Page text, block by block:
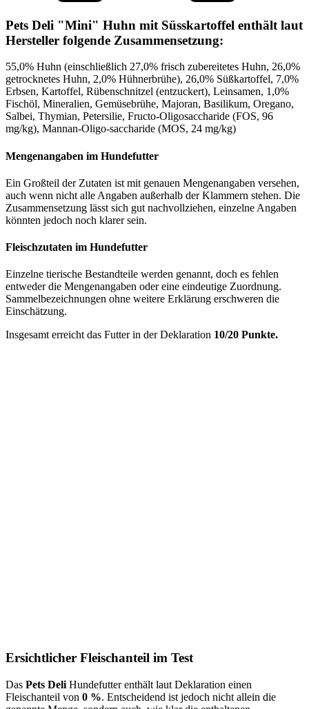
Pets Deli "Mini" Huhn mit Süsskartoffel enthält laut
Hersteller folgende Zusammensetzung:
55,0% Huhn (einschließlich 27,0% frisch zubereitetes Huhn, 26,0%
getrocknetes Huhn, 2,0% Hühnerbrühe), 26,0% Süßkartoffel, 7,0%
Erbsen, Kartoffel, Rübenschnitzel (entzuckert), Leinsamen, 1,0%
Fischöl, Mineralien, Gemüsebrühe, Majoran, Basilikum, Oregano,
Salbei, Thymian, Petersilie, Fructo-Oligosaccharide (FOS, 96
mg/kg), Mannan-Oligo-saccharide (MOS, 24 mg/kg)
Mengenangaben im Hundefutter
Ein Großteil der Zutaten ist mit genauen Mengenangaben versehen,
auch wenn nicht alle Angaben außerhalb der Klammern stehen. Die
Zusammensetzung lässt sich gut nachvollziehen, einzelne Angaben
könnten jedoch noch klarer sein.
Fleischzutaten im Hundefutter
Einzelne tierische Bestandteile werden genannt, doch es fehlen
entweder die Mengenangaben oder eine eindeutige Zuordnung.
Sammelbezeichnungen ohne weitere Erklärung erschweren die
Einschätzung.
Insgesamt erreicht das Futter in der Deklaration 10/20 Punkte.
Ersichtlicher Fleischanteil im Test
Das Pets Deli Hundefutter enthält laut Deklaration einen
Fleischanteil von 0 %. Entscheidend ist jedoch nicht allein die